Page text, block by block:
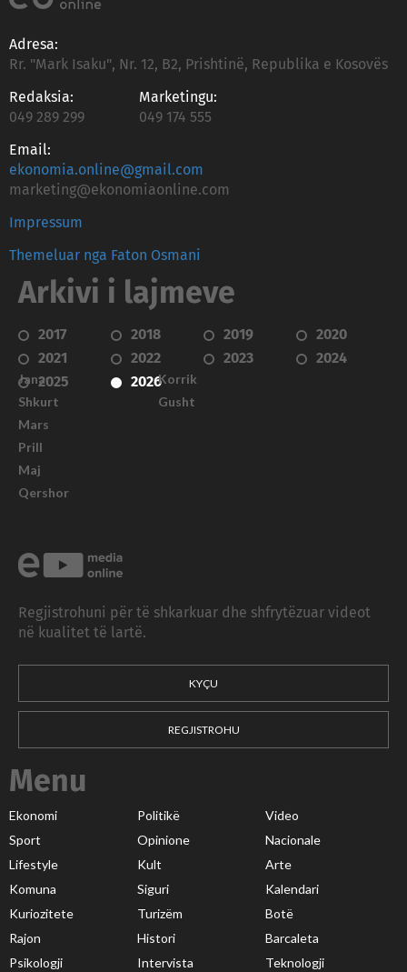
Adresa:
Rr. "Mark Isaku", Nr. 12, B2, Prishtinë, Republika e Kosovës
Redaksia:
049 289 299
Marketingu:
049 174 555
Email:
ekonomia.online@gmail.com
marketing@ekonomiaonline.com
Impressum
Themeluar nga Faton Osmani
Arkivi i lajmeve
2017 2018 2019
2020
2021
2022 2023
2024
2025
2026
Janar
Shkurt
Mars
Prill
Maj
Qershor
Korrik
Gusht
Regjistrohuni për të shkarkuar dhe shfrytëzuar videot
në kualitet të lartë.
KYÇU
REGJISTROHU
Menu
Ekonomi Politikë
Video
Sport
Opinione
Nacionale
Lifestyle
Kult
Arte
Komuna
Siguri
Kalendari
Kuriozitete
Turizëm
Botë
Rajon
Histori
Barcaleta
Psikologji
Intervista Teknologji